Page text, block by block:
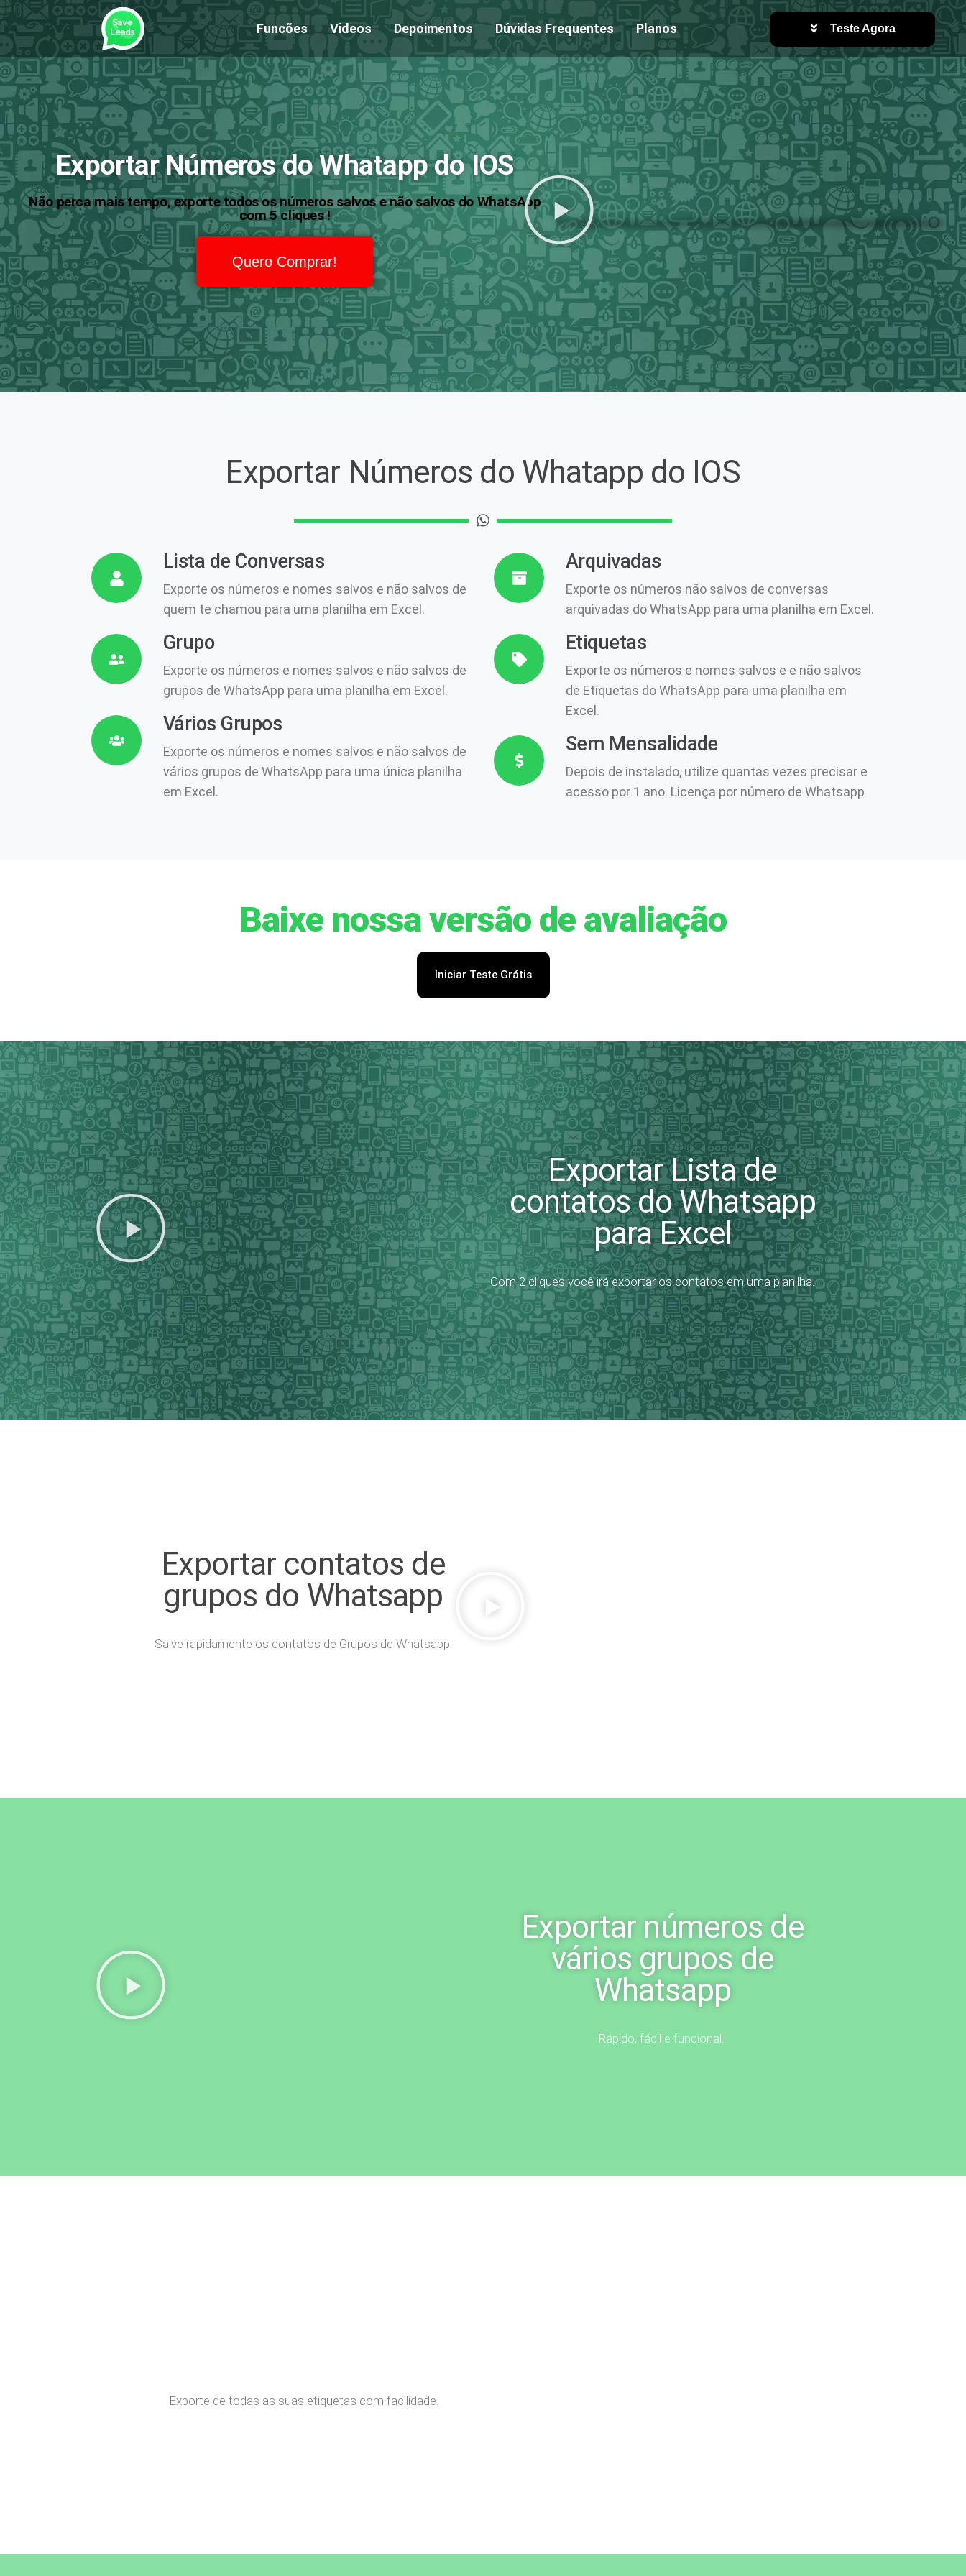
Funcões Videos Depoimentos Dúvidas Frequentes Planos Teste Agora
Exportar Números do Whatapp do IOS
Não perca mais tempo, exporte todos os números salvos e não salvos do WhatsApp
com 5 cliques !
Quero Comprar!
Exportar Números do Whatapp do IOS
Lista de Conversas
Exporte os números e nomes salvos e não salvos de
quem te chamou para uma planilha em Excel.
Grupo
Exporte os números e nomes salvos e não salvos de
grupos de WhatsApp para uma planilha em Excel.
Vários Grupos
Exporte os números e nomes salvos e não salvos de
vários grupos de WhatsApp para uma única planilha
em Excel.
Arquivadas
Exporte os números não salvos de conversas
arquivadas do WhatsApp para uma planilha em Excel.
Etiquetas
Exporte os números e nomes salvos e e não salvos
de Etiquetas do WhatsApp para uma planilha em
Excel.
Sem Mensalidade
Depois de instalado, utilize quantas vezes precisar e
acesso por 1 ano. Licença por número de Whatsapp
Baixe nossa versão de avaliação​
Iniciar Teste Grátis
Exportar Lista de
contatos do Whatsapp
para Excel
Com 2 cliques você irá exportar os contatos em uma planilha.
Exportar contatos de
grupos do Whatsapp
Salve rapidamente os contatos de Grupos de Whatsapp.
Exportar números de
vários grupos de
Whatsapp
Rápido, fácil e funcional.
Exporte de todas as suas etiquetas com facilidade.